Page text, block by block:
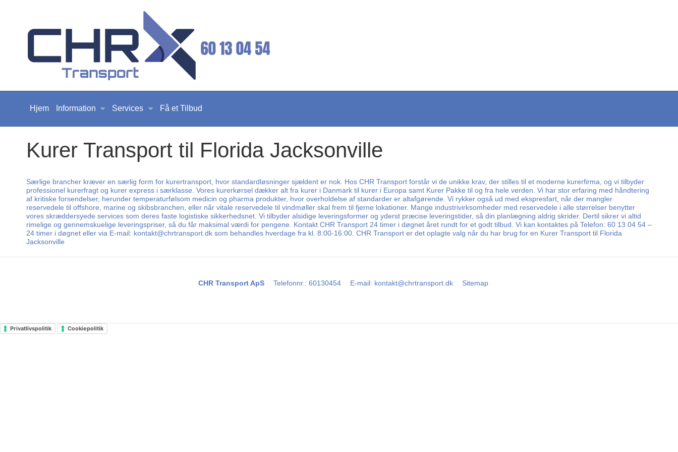
Hjem Information Services Få et Tilbud
Kurer Transport til Florida Jacksonville
Særlige brancher kræver en særlig form for kurertransport, hvor standardløsninger sjældent er nok. Hos CHR Transport forstår vi de unikke krav, der stilles til et moderne kurerfirma, og vi tilbyder
professionel kurerfragt og kurer express i særklasse. Vores kurerkørsel dækker alt fra kurer i Danmark til kurer i Europa samt Kurer Pakke til og fra hele verden. Vi har stor erfaring med håndtering
af kritiske forsendelser, herunder temperaturfølsom medicin og pharma produkter, hvor overholdelse af standarder er altafgørende. Vi rykker også ud med ekspresfart, når der mangler
reservedele til offshore, marine og skibsbranchen, eller når vitale reservedele til vindmøller skal frem til fjerne lokationer. Mange industrivirksomheder med reservedele i alle størrelser benytter
vores skræddersyede services som deres faste logistiske sikkerhedsnet. Vi tilbyder alsidige leveringsformer og yderst præcise leveringstider, så din planlægning aldrig skrider. Dertil sikrer vi altid
rimelige og gennemskuelige leveringspriser, så du får maksimal værdi for pengene. Kontakt CHR Transport 24 timer i døgnet året rundt for et godt tilbud. Vi kan kontaktes på Telefon: 60 13 04 54 –
24 timer i døgnet eller via E-mail: kontakt@chrtransport.dk som behandles hverdage fra kl. 8:00-16:00. CHR Transport er det oplagte valg når du har brug for en Kurer Transport til Florida
Jacksonville
CHR Transport ApS Telefonnr. : 60130454 E-mail: kontakt@chrtransport.dk Sitemap
Privatlivspolitik Cookiepolitik